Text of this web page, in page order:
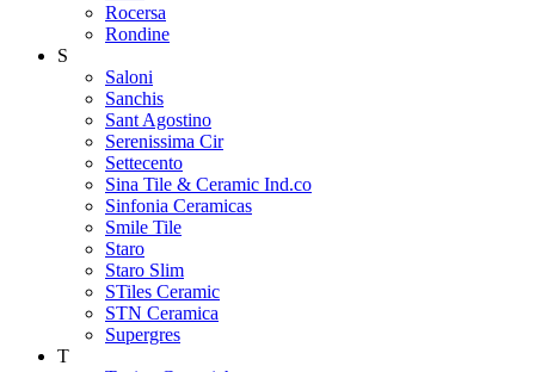
Rocersa
Rondine
S
Saloni
Sanchis
Sant Agostino
Serenissima Cir
Settecento
Sina Tile & Ceramic Ind.co
Sinfonia Ceramicas
Smile Tile
Staro
Staro Slim
STiles Ceramic
STN Ceramica
Supergres
T